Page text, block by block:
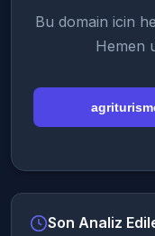
Bu domain icin
Hemen
Son Analiz